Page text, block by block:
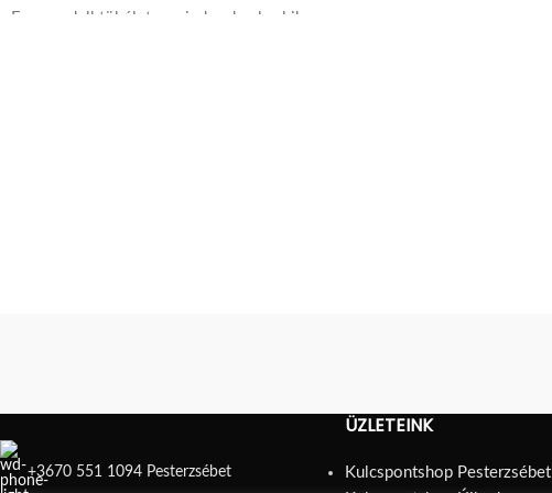
Ez a modell tökéletes mindazoknak, akik
+3670 551 1094 Pesterzsébet
ÜZLETEINK
Kulcspontshop Pesterzsébet